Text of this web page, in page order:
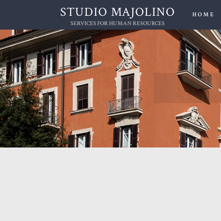
STUDIO MAJOLINO
SERVICES FOR HUMAN RESOURCES
HOME